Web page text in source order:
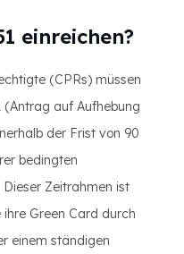
einreichen?
(CPRs) müssen
(Antrag auf Aufhebung
der Frist von 90
bedingten
Zeitrahmen ist
Green Card durch
einem ständigen